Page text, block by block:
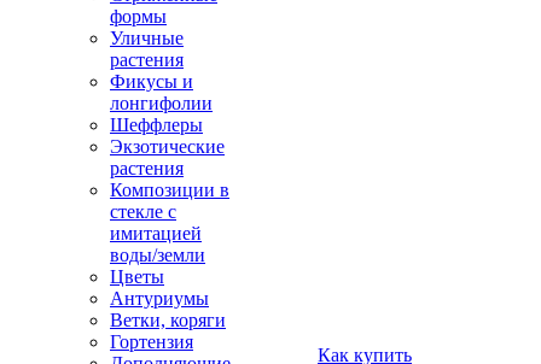
формы
Уличные
растения
Фикусы и
лонгифолии
Шеффлеры
Экзотические
растения
Композиции в
стекле с
имитацией
воды/земли
Цветы
Антуриумы
Ветки, коряги
Гортензия
Как купить